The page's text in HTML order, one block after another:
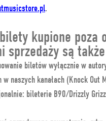
.
kupione poza
sprzedaży są
biletów wyłącznie w
w naszych kanałach (Knock Out
bileterie B90/Drizzly